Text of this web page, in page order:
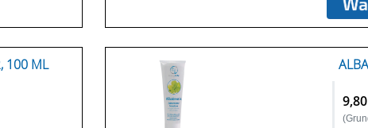
100 ML